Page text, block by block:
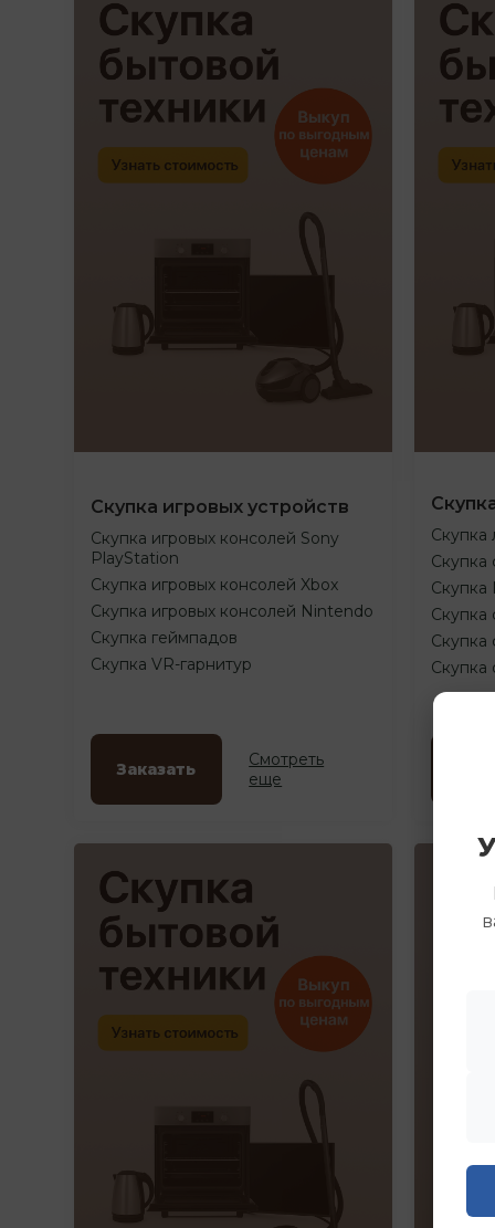
Скупка игровых устройств
Скупка игровых консолей Sony
PlayStation
Скупка игровых консолей Xbox
Скупка игровых консолей Nintendo
Скупка геймпадов
Скупка VR-гарнитур
Заказать
Смотреть
еще
Скупка
Скупка
Скупка
Скупка
Скупка